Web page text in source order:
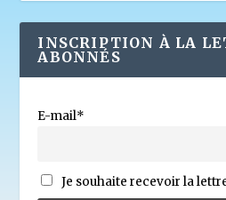
INSCRIPTION À LA
ABONNÉS
E-mail*
Je souhaite recevoir la